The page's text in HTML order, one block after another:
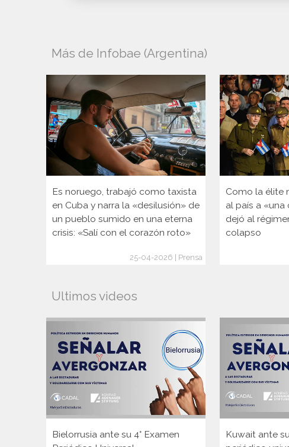
Más de Infobae (Argentina)
Es noruego, trabajó como taxista
en Cuba y narra la «desilusión» de
un pueblo sumido en una eterna
crisis: «Salí con el corazón roto»
25-04-2026 | Prensa
Como la élite
al país a «una
dejó al
colapso
Ultimos videos
Bielorrusia ante su 4° Examen
Kuwait ante